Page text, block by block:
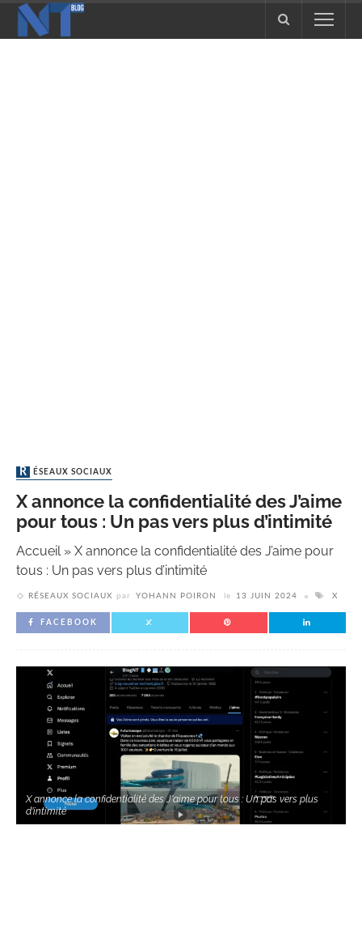
RÉSEAUX SOCIAUX
X annonce la confidentialité des J’aime
pour tous : Un pas vers plus d’intimité
Accueil» X annonce la confidentialité des J’aime pour
tous : Un pas vers plus d’intimité
RÉSEAUX SOCIAUX par YOHANN POIRON le 13 JUIN 2024 X
FACEBOOK
X annonce la confidentialité des J'aime pour tous : Un pas vers plus
d’intimité